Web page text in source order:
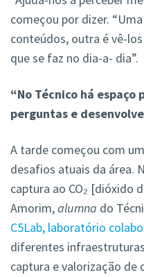
começou por dizer.
conteúdos, outra é vê-
que se faz no dia-a- dia”.
“No Técnico há
perguntas e
A tarde começou com
desafios atuais da área.
captura ao CO₂ [dióxido
Amorim,alumna do
C5Lab, laboratório
diferentes
captura e valorização de